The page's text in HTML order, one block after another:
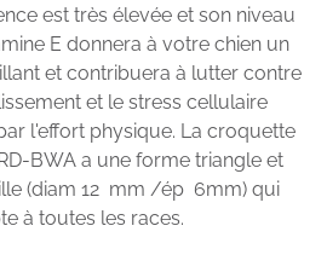
est très élevée et son niveau
E donnera à votre chien un
et contribuera à lutter contre
et le stress cellulaire
l'effort physique. La croquette
BWA a une forme triangle et
(diam 12 mm /ép 6mm) qui
à toutes les races.